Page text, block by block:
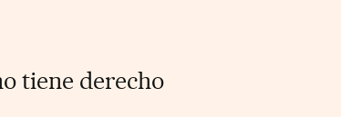
tiene derecho